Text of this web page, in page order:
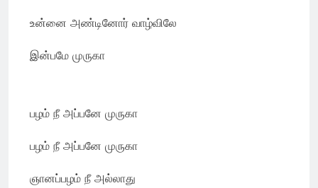
உன்னை அண்டினோர் வாழ்விலே
இன்பமே முருகா
பழம் நீ அப்பனே முருகா
பழம் நீ அப்பனே முருகா
ஞானப்பழம் நீ அல்லாது